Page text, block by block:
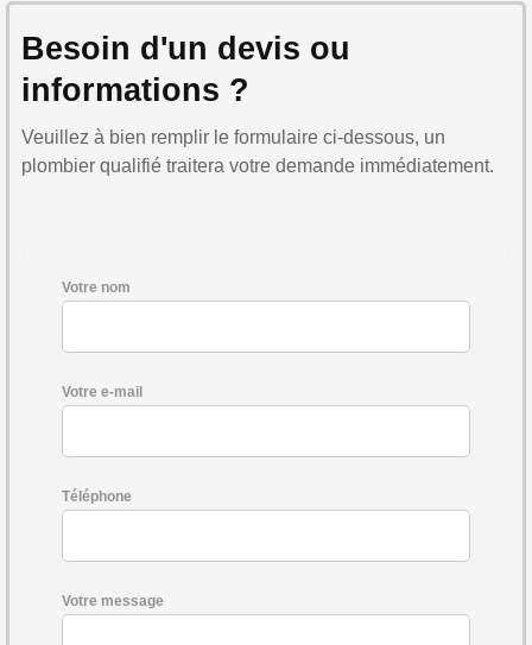
Besoin d'un devis ou
informations ?
Veuillez à bien remplir le formulaire ci-dessous, un
plombier qualifié traitera votre demande immédiatement.
Votre nom
Votre e-mail
Téléphone
Votre message